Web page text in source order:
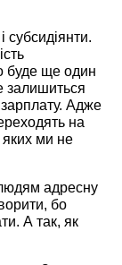
субсидіянти.
буде ще один
залишиться
Адже
на
яких ми не
адресну
бо
А так, як